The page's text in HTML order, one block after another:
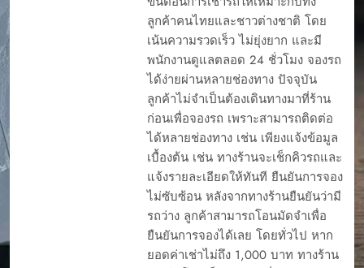
ลูกค้าคนไทยและชาวต่างชาติ โดย
เน้นความรวดเร็ว ไม่ยุ่งยาก และมี
พนักงานดูแลตลอด 24 ชั่วโมง จองรถ
ได้ง่ายผ่านหลายช่องทาง ปัจจุบัน
ลูกค้าไม่จำเป็นต้องเดินทางมาที่ร้าน
ก่อนเพื่อจองรถ เพราะสามารถติดต่อ
ได้หลายช่องทาง เช่น เพียงแจ้งข้อมูล
เบื้องต้น เช่น ทางร้านจะเช็กคิวรถและ
แจ้งรายละเอียดให้ทันที ยืนยันการจอง
ไม่ซับซ้อน หลังจากทางร้านยืนยันว่ามี
รถว่าง ลูกค้าสามารถโอนมัดจำเพื่อ
ยืนยันการจองได้เลย โดยทั่วไป หาก
ยอดค่าเช่าไม่ถึง 1,000 บาท ทางร้าน